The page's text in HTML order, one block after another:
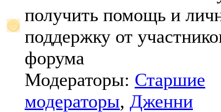
получить помощь и
поддержку от
форума
Модераторы: Старшие
модераторы, Дженни